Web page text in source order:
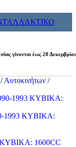
γίνονται έως 20
/ Αυτοκινήτων /
1993 ΚΥΒΙΚΑ: